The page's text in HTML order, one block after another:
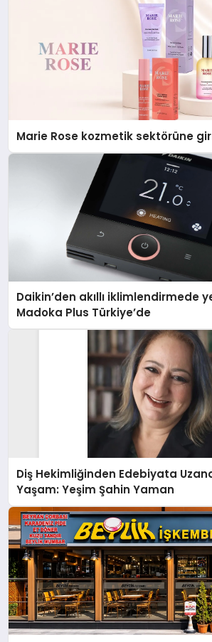
Marie Rose kozmetik sektörüne
Daikin’den akıllı iklimlendirmede
Madoka Plus Türkiye’de
Diş Hekimliğinden Edebiyata
Yaşam: Yeşim Şahin Yaman